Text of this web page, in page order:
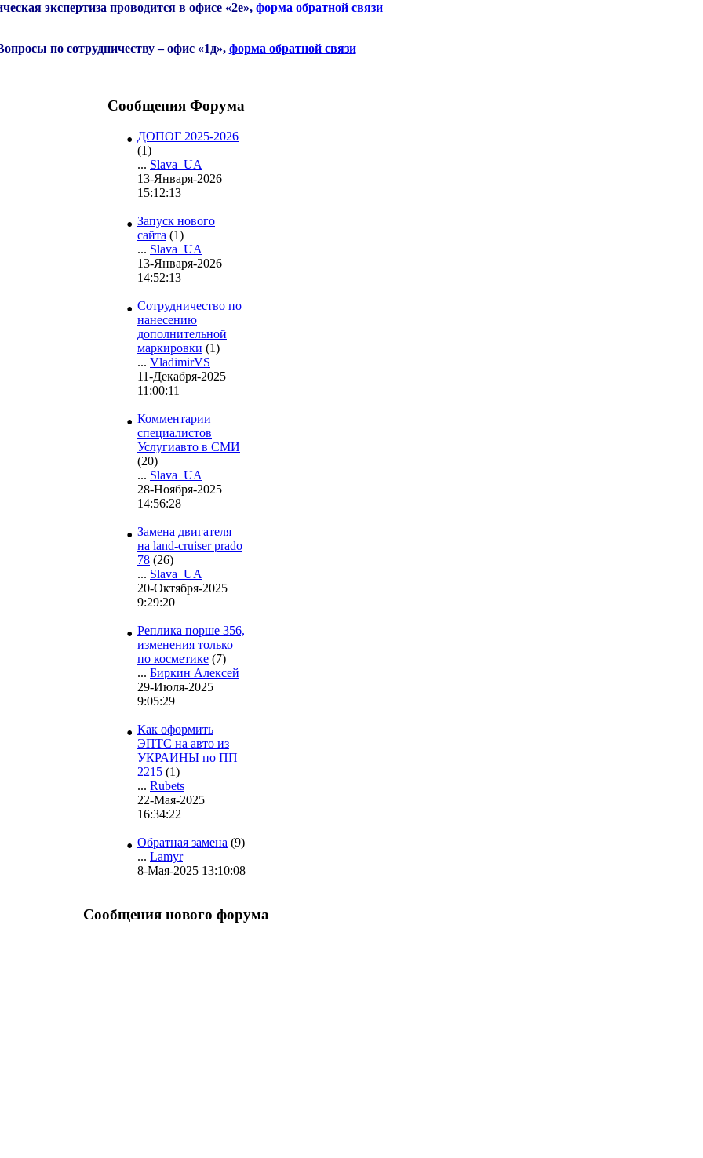
экспертиза проводится в офисе «2е», форма обратной связи
по сотрудничеству – офис «1д», форма обратной связи
Сообщения Форума
• ДОПОГ 2025-2026
(1)
... Slava_UA
13-Января-2026
15:12:13
• Запуск нового
сайта (1)
... Slava_UA
13-Января-2026
14:52:13
• Сотрудничество по
нанесению
дополнительной
маркировки (1)
... VladimirVS
11-Декабря-2025
11:00:11
• Комментарии
специалистов
Услугиавто в СМИ
(20)
... Slava_UA
28-Ноября-2025
14:56:28
• Замена двигателя
на land-cruiser prado
78 (26)
... Slava_UA
20-Октября-2025
9:29:20
• Реплика порше 356,
изменения только
по косметике (7)
... Биркин Алексей
29-Июля-2025
9:05:29
• Как оформить
ЭПТС на авто из
УКРАИНЫ по ПП
2215 (1)
... Rubets
22-Мая-2025
16:34:22
• Обратная замена (9)
... Lamyr
8-Мая-2025 13:10:08
Сообщения нового форума